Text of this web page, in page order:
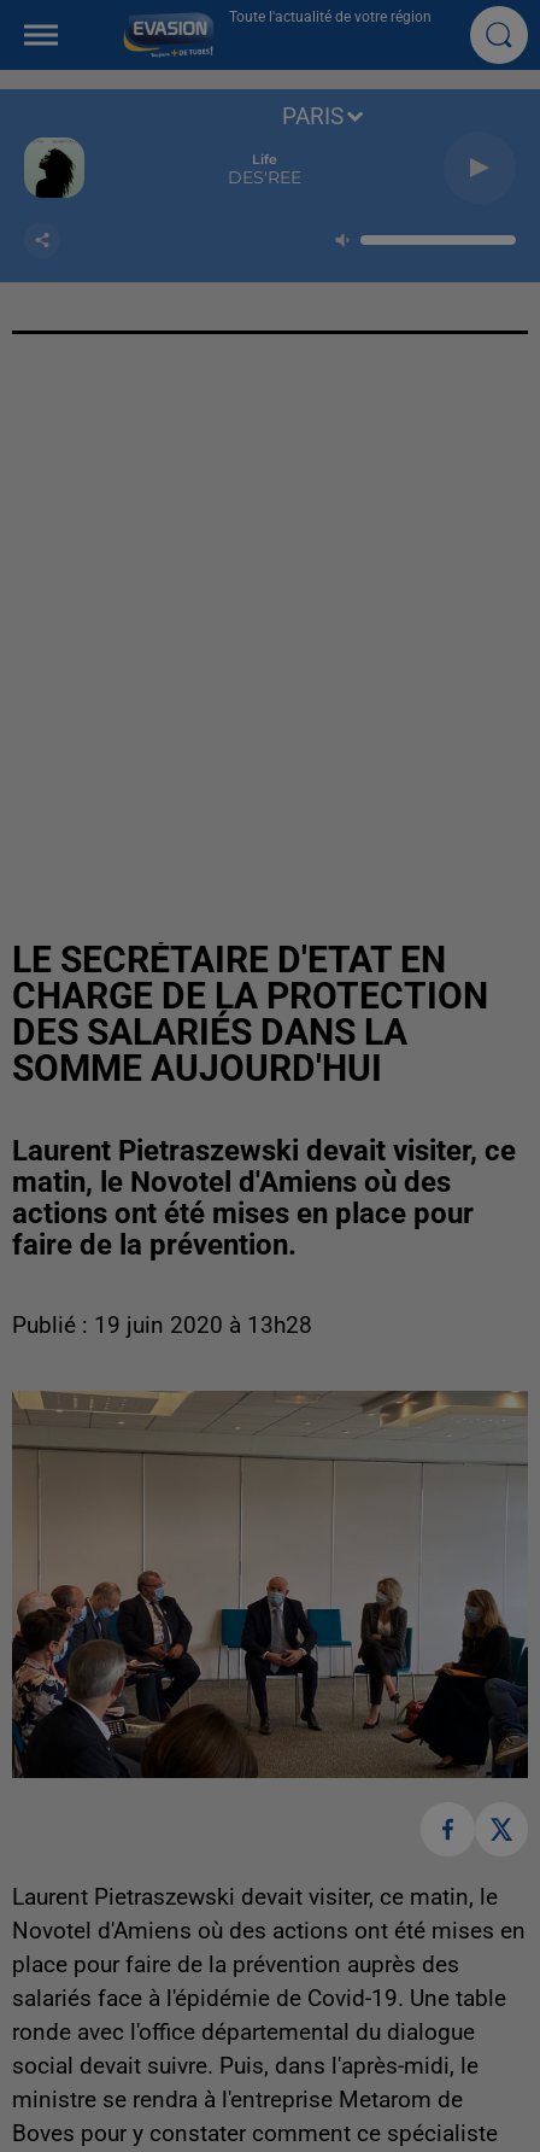
Toute l'actualité de votre région
Life
DES'REE
PARIS
LE SECRÉTAIRE D'ETAT EN
CHARGE DE LA PROTECTION
DES SALARIÉS DANS LA
SOMME AUJOURD'HUI
Laurent Pietraszewski devait visiter, ce
matin, le Novotel d'Amiens où des
actions ont été mises en place pour
faire de la prévention.
Publié : 19 juin 2020 à 13h28
Laurent Pietraszewski devait visiter, ce matin, le
Novotel d'Amiens où des actions ont été mises en
place pour faire de la prévention auprès des
salariés face à l'épidémie de Covid-19. Une table
ronde avec l'office départemental du dialogue
social devait suivre. Puis, dans l'après-midi, le
ministre se rendra à l'entreprise Metarom de
Boves pour y constater comment ce spécialiste